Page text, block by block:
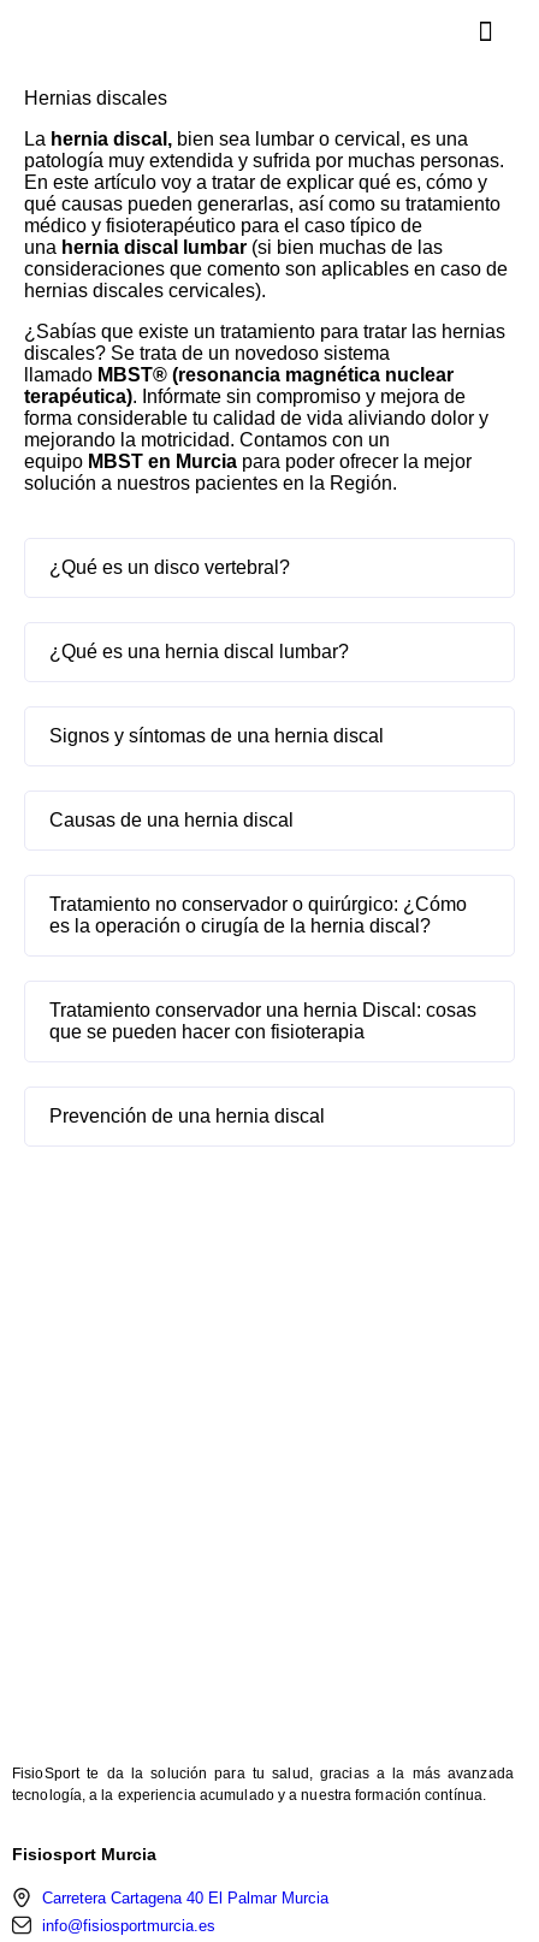
Hernias discales
La hernia discal, bien sea lumbar o cervical, es una
patología muy extendida y sufrida por muchas personas.
En este artículo voy a tratar de explicar qué es, cómo y
qué causas pueden generarlas, así como su tratamiento
médico y fisioterapéutico para el caso típico de
una hernia discal lumbar (si bien muchas de las
consideraciones que comento son aplicables en caso de
hernias discales cervicales).
¿Sabías que existe un tratamiento para tratar las hernias
discales? Se trata de un novedoso sistema
llamado MBST® (resonancia magnética nuclear
terapéutica). Infórmate sin compromiso y mejora de
forma considerable tu calidad de vida aliviando dolor y
mejorando la motricidad. Contamos con un
equipo MBST en Murcia para poder ofrecer la mejor
solución a nuestros pacientes en la Región.
¿Qué es un disco vertebral?
¿Qué es una hernia discal lumbar?
Signos y síntomas de una hernia discal
Causas de una hernia discal
Tratamiento no conservador o quirúrgico: ¿Cómo
es la operación o cirugía de la hernia discal?
Tratamiento conservador una hernia Discal: cosas
que se pueden hacer con fisioterapia
Prevención de una hernia discal
FisioSport te da la solución para tu salud, gracias a la más avanzada
tecnología, a la experiencia acumulado y a nuestra formación contínua.
Fisiosport Murcia
Carretera Cartagena 40 El Palmar Murcia
info@fisiosportmurcia.es